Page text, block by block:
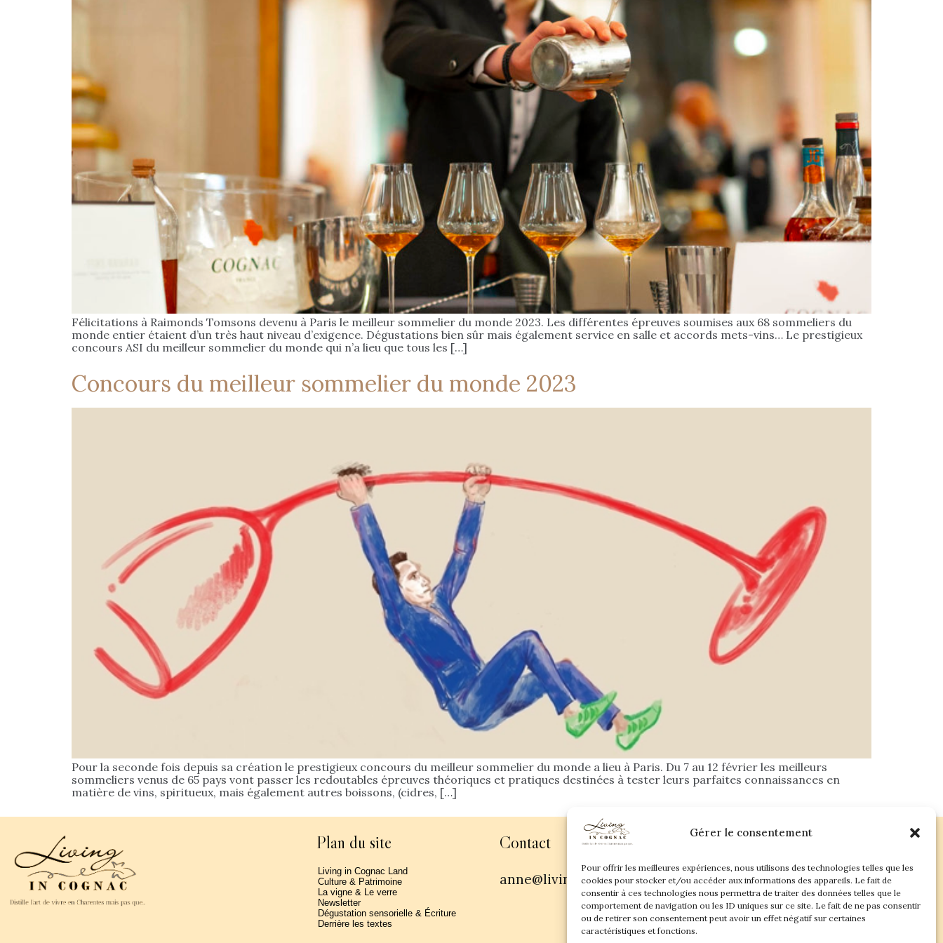
Gérer le consentement
Pour offrir les meilleures expériences, nous utilisons des technologies telles que les
cookies pour stocker et/ou accéder aux informations des appareils. Le fait de
consentir à ces technologies nous permettra de traiter des données telles que le
comportement de navigation ou les ID uniques sur ce site. Le fait de ne pas consentir
ou de retirer son consentement peut avoir un effet négatif sur certaines
caractéristiques et fonctions.
Félicitations à Raimonds Tomsons devenu à Paris le meilleur sommelier du monde 2023. Les différentes épreuves soumises aux 68 sommeliers du
monde entier étaient d’un très haut niveau d’exigence. Dégustations bien sûr mais également service en salle et accords mets-vins… Le prestigieux
concours ASI du meilleur sommelier du monde qui n’a lieu que tous les […]
Concours du meilleur sommelier du monde 2023
Pour la seconde fois depuis sa création le prestigieux concours du meilleur sommelier du monde a lieu à Paris. Du 7 au 12 février les meilleurs
sommeliers venus de 65 pays vont passer les redoutables épreuves théoriques et pratiques destinées à tester leurs parfaites connaissances en
matière de vins, spiritueux, mais également autres boissons, (cidres, […]
Plan du site
Living in Cognac Land
Culture & Patrimoine
La vigne & Le verre
Newsletter
Dégustation sensorielle & Écriture
Derrière les textes
Contact
anne@livingincognac.com